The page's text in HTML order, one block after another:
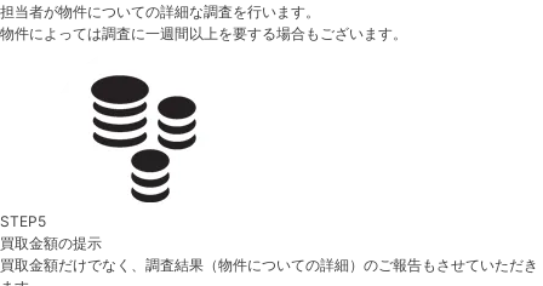
担当者が物件についての詳細な調査を行います。
物件によっては調査に一週間以上を要する場合もございます。
STEP5
買取金額の提示
買取金額だけでなく、調査結果（物件についての詳細）のご報告もさせていただき